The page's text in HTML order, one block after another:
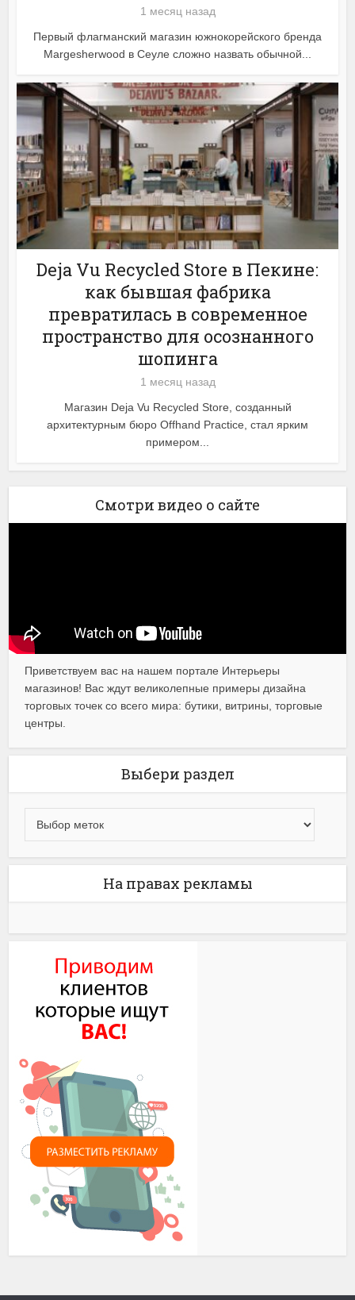
1 месяц назад
Первый флагманский магазин южнокорейского бренда
Margesherwood в Сеуле сложно назвать обычной...
Deja Vu Recycled Store в Пекине:
как бывшая фабрика
превратилась в современное
пространство для осознанного
шопинга
1 месяц назад
Магазин Deja Vu Recycled Store, созданный
архитектурным бюро Offhand Practice, стал ярким
примером...
Смотри видео о сайте
Приветствуем вас на нашем портале Интерьеры
магазинов! Вас ждут великолепные примеры дизайна
торговых точек со всего мира: бутики, витрины, торговые
центры.
Выбери раздел
На правах рекламы